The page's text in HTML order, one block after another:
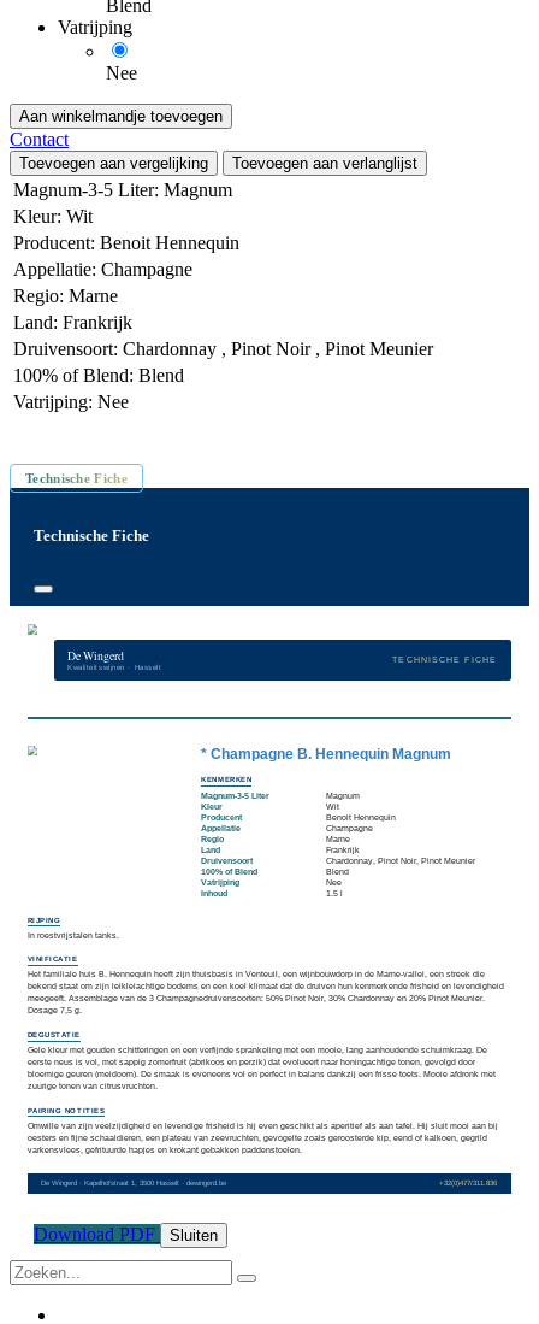
Blend
Vatrijping
Nee
Aan winkelmandje toevoegen
Contact
Toevoegen aan vergelijking Toevoegen aan verlanglijst
Magnum-3-5 Liter: Magnum
Kleur: Wit
Producent: Benoit Hennequin
Appellatie: Champagne
Regio: Marne
Land: Frankrijk
Druivensoort: Chardonnay , Pinot Noir, Pinot Meunier
100% of Blend: Blend
Vatrijping: Nee
Technische Fiche
Technische Fiche
Download PDF Sluiten